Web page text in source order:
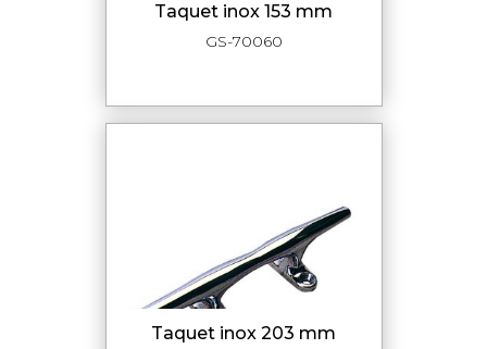
taquet inox 153 mm
GS-70060
taquet inox 203 mm